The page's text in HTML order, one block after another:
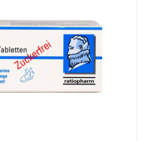
Die Behandlungsdauer sollte 3
in Kaloba® enthaltene
wird ausschließlich
Landwirtschaft nach
und ist auch als Sirup für